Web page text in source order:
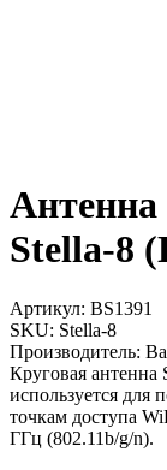
Stella-8
Артикул: BS1391
SKU: Stella-8
Производитель:
Круговая антенна
используется для
точкам доступа
ГГц (802.11b/g/n).